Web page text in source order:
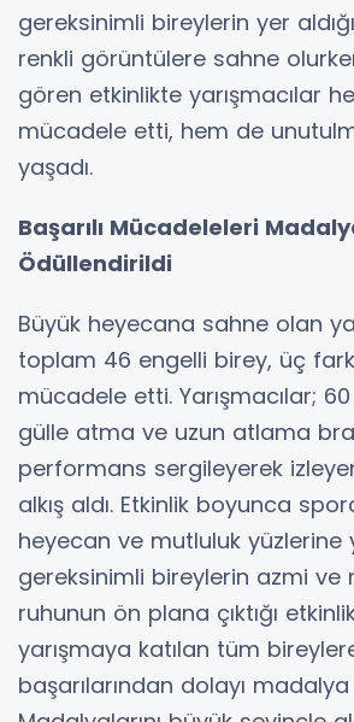
gereksinimli bireylerin yer
renkli görüntülere sahne
gören etkinlikte yarışmacılar
mücadele etti, hem de
yaşadı.
Başarılı Mücadeleleri
Ödüllendirildi
Büyük heyecana sahne olan
toplam 46 engelli birey, üç
mücadele etti. Yarışmacılar;
gülle atma ve uzun atlama
performans sergileyerek
alkış aldı. Etkinlik boyunca
heyecan ve mutluluk yüzlerine
gereksinimli bireylerin azmi ve
ruhunun ön plana çıktığı
yarışmaya katılan tüm
başarılarından dolayı